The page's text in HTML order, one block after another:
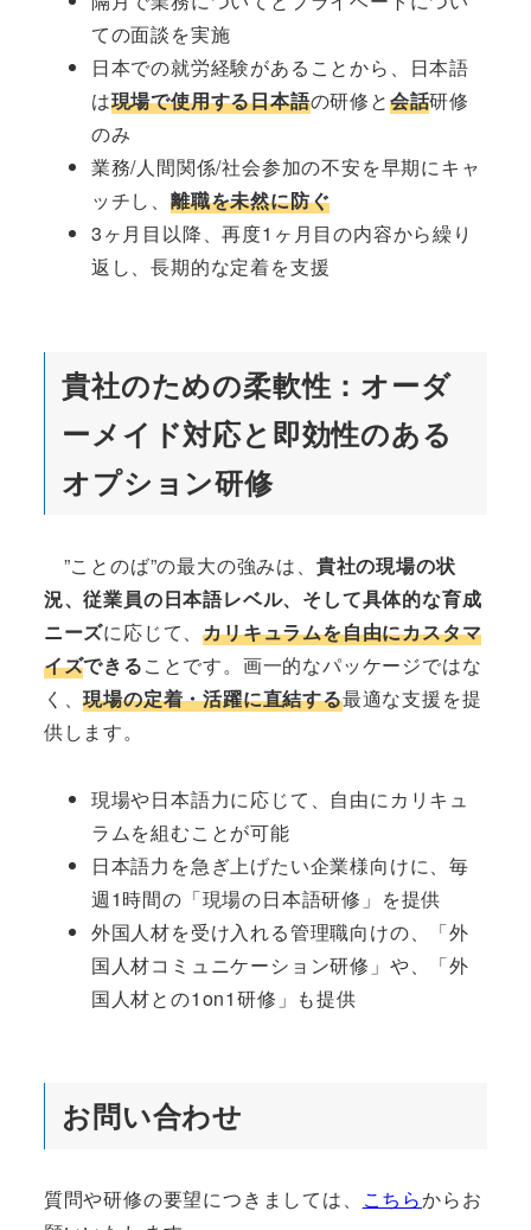
ての面談を実施
日本での就労経験があることから、日本語
は現場で使用する日本語の研修と会話研修
のみ
業務/人間関係/社会参加の不安を早期にキャ
ッチし、 離職を未然に防ぐ
3ヶ月目以降、再度1ヶ月目の内容から繰り
返し、長期的な定着を支援
貴社のための柔軟性：オーダ
ーメイド対応と即効性のある
オプション研修
”ことのば”の最大の強みは、 貴社の現場の状
況、従業員の日本語レベル、そして具体的な育成
ニーズに応じて、カリキュラムを自由にカスタマ
イズできることです。画一的なパッケージではな
く、現場の定着・活躍に直結する最適な支援を提
供します。
現場や日本語力に応じて、自由にカリキュ
ラムを組むことが可能
日本語力を急ぎ上げたい企業様向けに、毎
週1時間の「現場の日本語研修」を提供
外国人材を受け入れる管理職向けの、「外
国人材コミュニケーション研修」や、「外
国人材との1on1研修」も提供
お問い合わせ
質問や研修の要望につきましては、 こちらからお